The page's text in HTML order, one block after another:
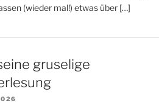
(wieder mal!) etwas über […]
gruselige